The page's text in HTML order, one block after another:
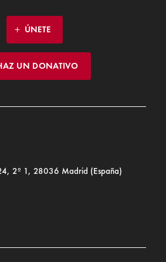
ÚNETE
UN DONATIVO
2º 1, 28036 Madrid (España)